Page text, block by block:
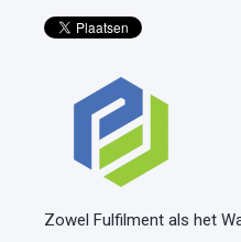
Zowel Fulfilment als het